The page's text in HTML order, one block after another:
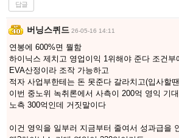
답글
버닝스퀴드 26-05-16 14:11
연봉에 600%면 뭘함
하이닉스 제치고 영업이익 1위해야 준다 조건부
EVA산정이라 조작 가능하고
적자 사업부한테는 돈 못준다 갈라치고(입사할
이번 중노위 녹취론에서 사측이 200억 영익 기
노측 300억인데 거짓말이다
이건 영익을 일부러 지금부터 줄여서 성과급을